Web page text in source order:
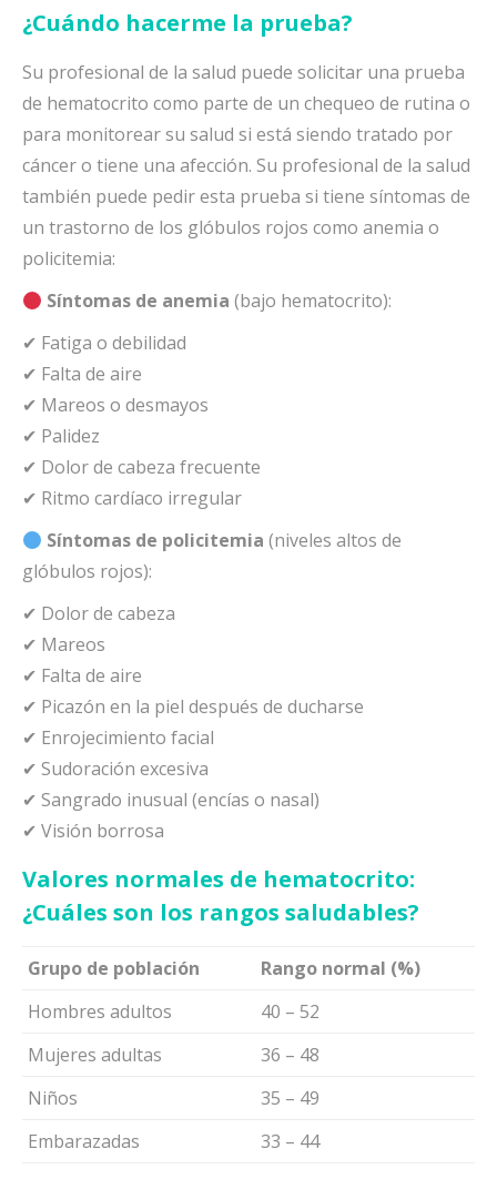
¿Cuándo hacerme la prueba?
Su profesional de la salud puede solicitar una prueba
de hematocrito como parte de un chequeo de rutina o
para monitorear su salud si está siendo tratado por
cáncer o tiene una afección. Su profesional de la salud
también puede pedir esta prueba si tiene síntomas de
un trastorno de los glóbulos rojos como anemia o
policitemia:
Síntomas de anemia (bajo hematocrito):
✔ Fatiga o debilidad
✔ Falta de aire
✔ Mareos o desmayos
✔ Palidez
✔ Dolor de cabeza frecuente
✔ Ritmo cardíaco irregular
Síntomas de policitemia (niveles altos de
glóbulos rojos):
✔ Dolor de cabeza
✔ Mareos
✔ Falta de aire
✔ Picazón en la piel después de ducharse
✔ Enrojecimiento facial
✔ Sudoración excesiva
✔ Sangrado inusual (encías o nasal)
✔ Visión borrosa
Valores normales de hematocrito:
¿Cuáles son los rangos saludables?
Grupo de población
Rango normal (%)
Hombres adultos
40 – 52
Mujeres adultas
36 – 48
Niños
35 – 49
Embarazadas
33 – 44